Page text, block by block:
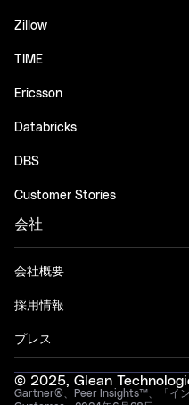
Zillow
TIME
Ericsson
Databricks
DBS
Customer Stories
会社
会社概要
採用情報
プレス
© 2025, Glean
Gartner®、Peer Insights™、「イ